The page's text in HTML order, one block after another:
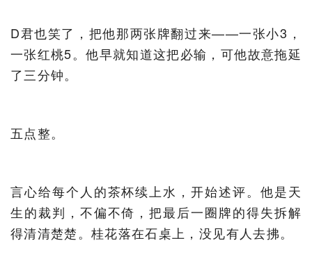
D君也笑了，把他那两张牌翻过来——一张小3，
一张红桃5。他早就知道这把必输，可他故意拖延
了三分钟。
五点整。
言心给每个人的茶杯续上水，开始述评。他是天
生的裁判，不偏不倚，把最后一圈牌的得失拆解
得清清楚楚。桂花落在石桌上，没见有人去拂。